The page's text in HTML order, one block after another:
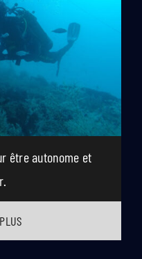
être autonome et